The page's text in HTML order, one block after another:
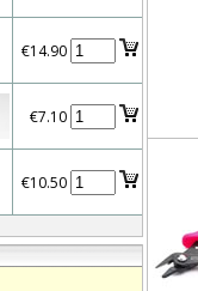
€14.90
€7.10
€10.50